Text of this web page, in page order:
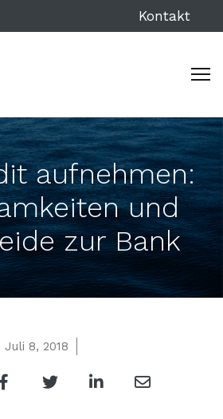
Kontakt
aufnehmen:
und
zur Bank
Juli 8, 2018